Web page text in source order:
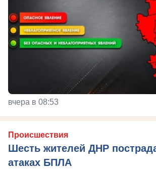
вчера в 08:53
Происшествия
Шесть жителей ДНР
атаках БПЛА